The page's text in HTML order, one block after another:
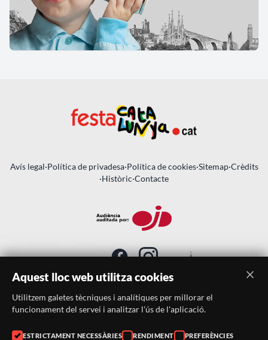
Avís legal·Política de privadesa·Política de cookies·Sitemap·Crèdits
·Històric·Contacte
SUBSCRIU-TE AL BUTLLETÍ
Telèfon: 938046359
Aquest lloc web utilitza cookies
Utilitzem galetes tècniques i analítiques per millorar el
funcionament del servei i analitzar l'ús de l'aplicació.
ESTRICTAMENT NECESSÀRIES RENDIMENT PREFERÈNCIES